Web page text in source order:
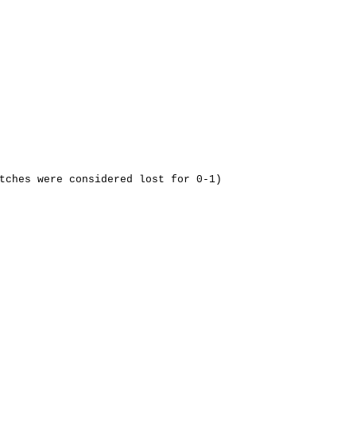
were considered lost for 0-1)